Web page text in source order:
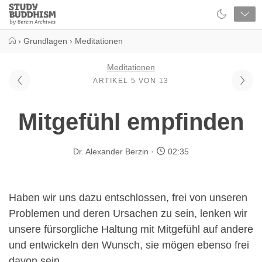
Close
Study
Buddhism
› Grundlagen › Meditationen
Meditationen
ARTIKEL 5 VON 13
Mitgefühl empfinden
Dr. Alexander Berzin 02:35
Haben wir uns dazu entschlossen, frei von unseren
Problemen und deren Ursachen zu sein, lenken wir
unsere fürsorgliche Haltung mit Mitgefühl auf andere
und entwickeln den Wunsch, sie mögen ebenso frei